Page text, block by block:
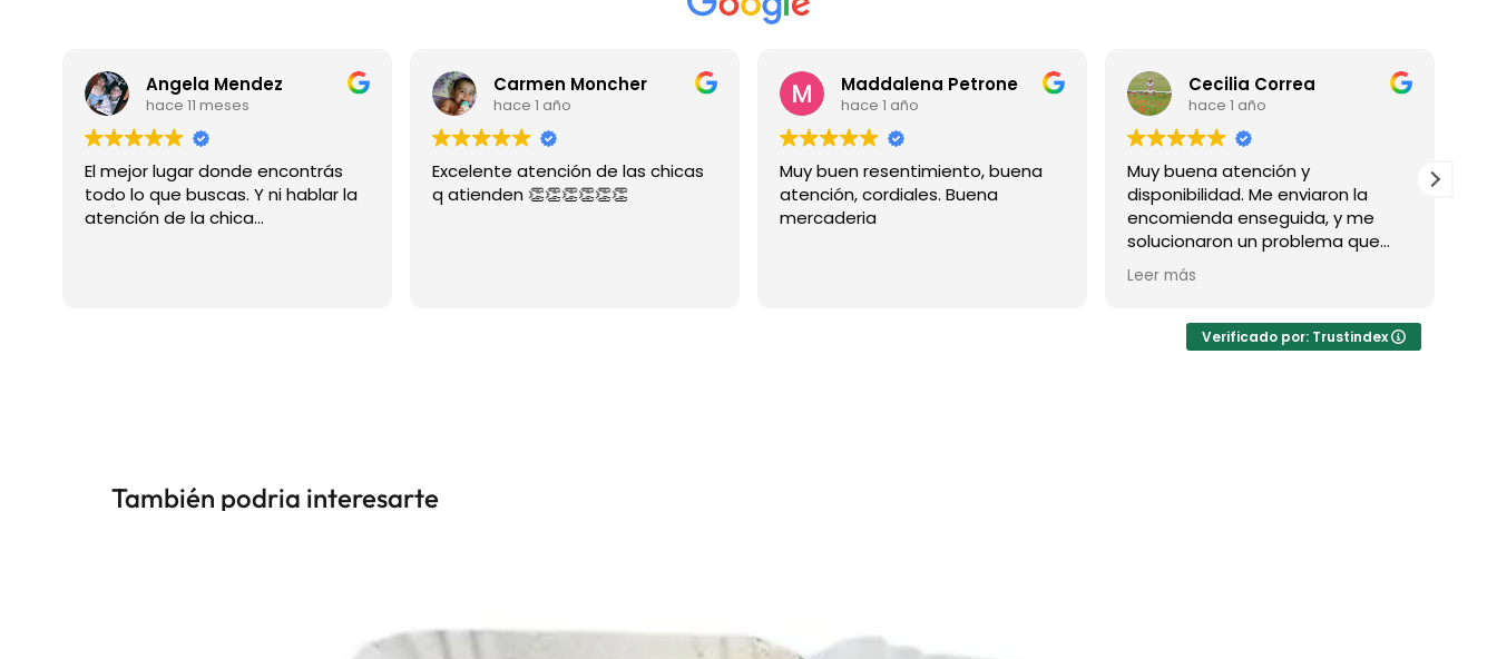
Angela Mendez
hace 11 meses
El mejor lugar donde encontrás
todo lo que buscas. Y ni hablar la
atención de la chica...
Carmen Moncher
hace 1 año
Excelente atención de las chicas
q atienden 👏👏👏👏👏👏
Maddalena Petrone
hace 1 año
Muy buen resentimiento, buena
atención, cordiales. Buena
mercaderia
Cecilia Correa
hace 1 año
Muy buena atención y
disponibilidad. Me enviaron la
encomienda enseguida, y me
solucionaron un problema que
tuve con la compra (por mi lado,
no por la de ellos)
Leer más
Verificado por: Trustindex
También podria interesarte